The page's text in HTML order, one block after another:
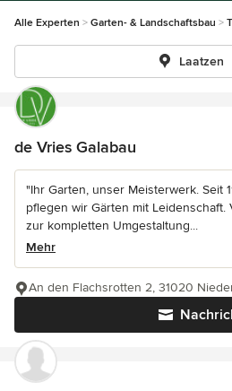
Alle Experten Garten- & Landschaftsbau
Laatzen
de Vries Galabau
"Ihr Garten, unser Meisterwerk. Seit
pflegen wir Gärten mit Leidenschaft.
zur kompletten Umgestaltung...
Mehr
An den Flachsrotten 2, 31020